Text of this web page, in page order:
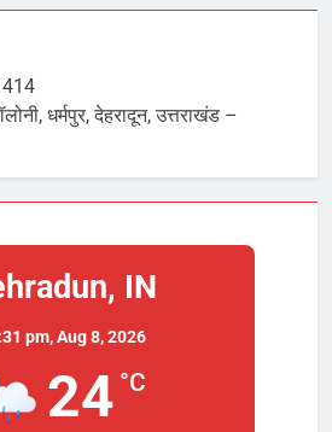
धर्मपुर, देहरादून, उत्तराखंड –
IN
pm,Aug 8, 2026
24 °C